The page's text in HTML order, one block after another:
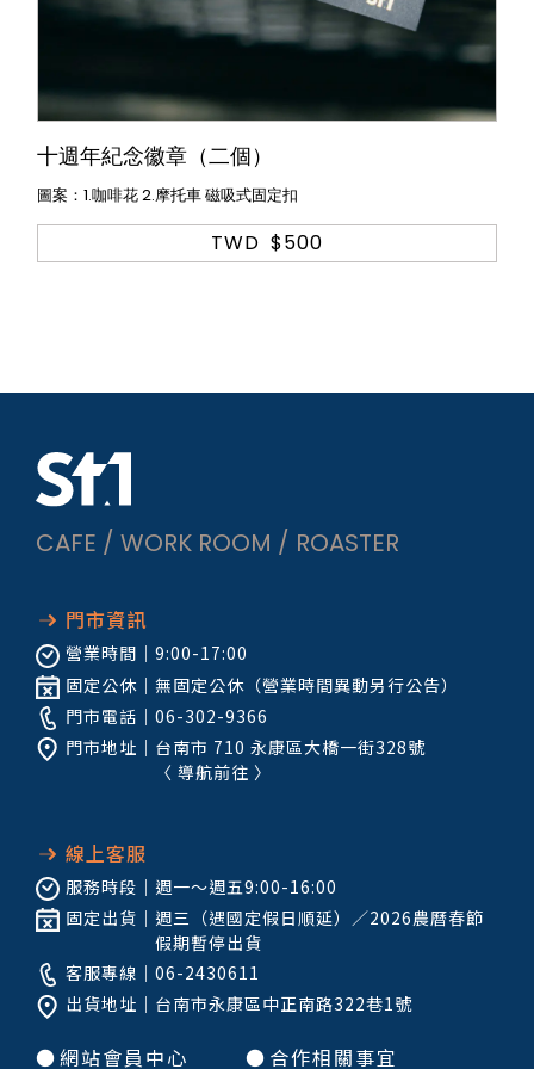
十週年紀念徽章（二個）
圖案：1.咖啡花 2.摩托車 磁吸式固定扣
TWD $500
CAFE / WORK ROOM / ROASTER
門市資訊
營業時間｜ 9:00-17:00
固定公休｜ 無固定公休（營業時間異動另行公告）
門市電話｜ 06-302-9366
門市地址｜ 台南市 710 永康區大橋一街328號
〈 導航前往 〉
線上客服
服務時段｜ 週一～週五9:00-16:00
固定出貨｜ 週三（遇國定假日順延）／2026農曆春節
假期暫停出貨
客服專線｜ 06-2430611
出貨地址｜ 台南市永康區中正南路322巷1號
●網站會員中心 ● 合作相關事宜